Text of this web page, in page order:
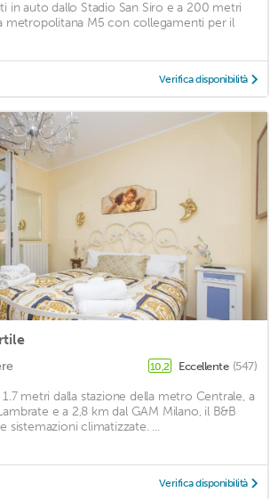
in auto dallo Stadio San Siro e a 200 metri
metropolitana M5 con collegamenti per il
Verifica disponibilità
10,2 Eccellente (547)
1.7 metri dalla stazione della metro Centrale, a
e a 2,8 km dal GAM Milano, il B&B
sistemazioni climatizzate. ...
Verifica disponibilità